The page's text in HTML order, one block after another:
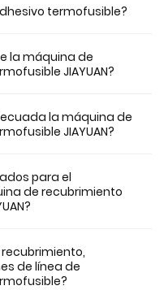
termofusible?
la máquina de
JIAYUAN?
la máquina de
JIAYUAN?
para el
de recubrimiento
de línea de